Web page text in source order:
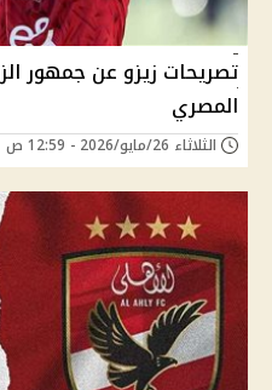
تصريحات زيزو عن جمهور
المصري
الثلاثاء 26/مايو/2026 - 12:59 ص